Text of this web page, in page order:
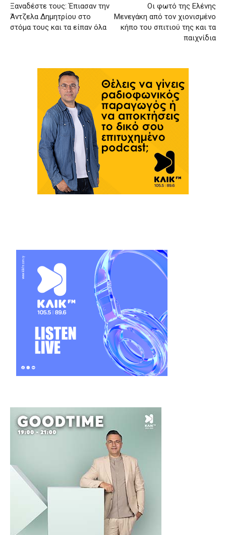
Ξαναδέστε τους: Έπιασαν την
Άντζελα Δημητρίου στο
στόμα τους και τα είπαν όλα
Οι φωτό της Ελένης
Μενεγάκη από τον χιονισμένο
κήπο του σπιτιού της και τα
παιχνίδια